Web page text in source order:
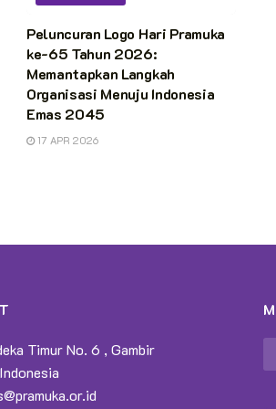
Peluncuran Logo Hari Pramuka
ke-65 Tahun 2026:
Memantapkan Langkah
Organisasi Menuju Indonesia
Emas 2045
17 APR 2026
Timur No. 6 , Gambir